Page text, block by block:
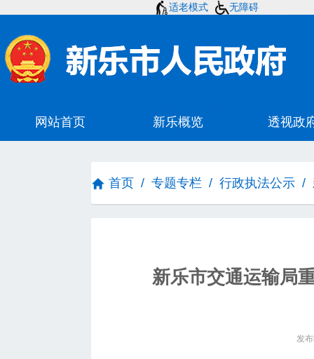
适老模式 无障碍
首页 / 专题专栏 / 行政执法公示 /
新乐市交通运输局
发